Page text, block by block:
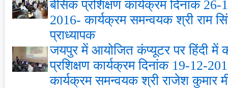
बेसिक प्रशिक्षण कार्यक्रम दिनांक
2016- कार्यक्रम समन्‍वयक श्री राम
प्राध्‍यापक
जयपुर में आयोजित कंप्‍यूटर पर हिंदी
प्रशिक्षण कार्यक्रम दिनांक 19-12-
कार्यक्रम समन्‍वयक श्री राजेश कुमार